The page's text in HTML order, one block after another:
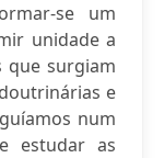
se um
unidade a
que surgiam
e
num
estudar as